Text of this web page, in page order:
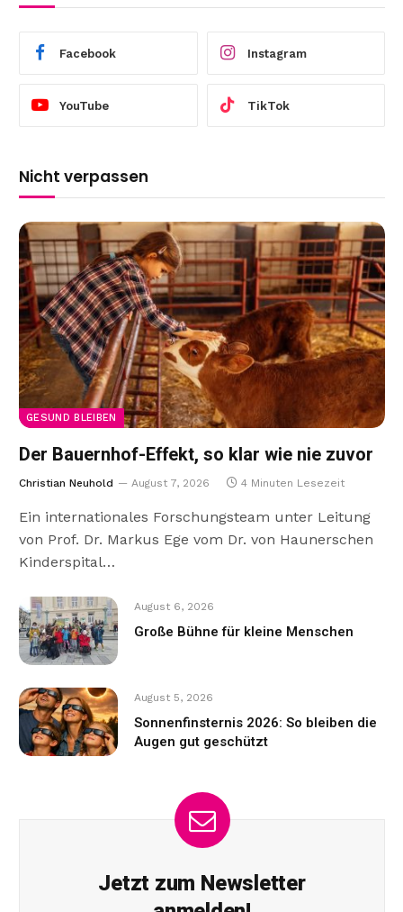
Facebook Instagram
YouTube TikTok
Nicht verpassen
GESUND BLEIBEN
Der Bauernhof-Effekt, so klar wie nie zuvor
Christian Neuhold August 7, 2026 4 Minuten Lesezeit
Ein internationales Forschungsteam unter Leitung
von Prof. Dr. Markus Ege vom Dr. von Haunerschen
Kinderspital…
August 6, 2026
Große Bühne für kleine Menschen
August 5, 2026
Sonnenfinsternis 2026: So bleiben die
Augen gut geschützt
Jetzt zum Newsletter